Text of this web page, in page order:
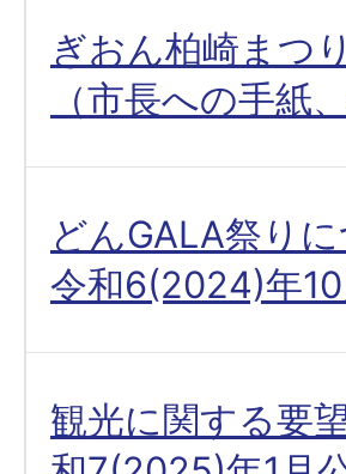
ぎおん柏崎まつ
（市長への手紙
どんGALA祭り
令和6(2024)年10
観光に関する要